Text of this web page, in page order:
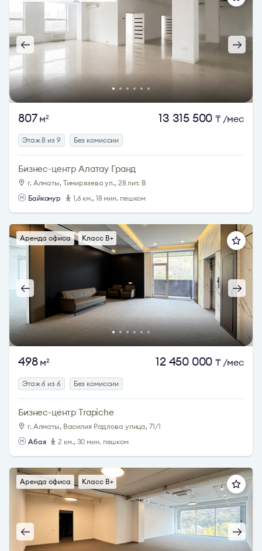
807м2 13 315 500 ₸ /мес
Этаж 8 из 9 Без комиссии
Бизнес-центр Алатау Гранд
г. Алматы, Тимирязева ул., 28 лит. В
Байконур
1,6 км., 18 мин. пешком
Аренда офиса Класс B+
498м2 12 450 000 ₸ /мес
Этаж 6 из 6 Без комиссии
Бизнес-центр Trapiche
г. Алматы, Василия Радлова улица, 71/1
Абая
2 км., 30 мин. пешком
Аренда офиса Класс B+